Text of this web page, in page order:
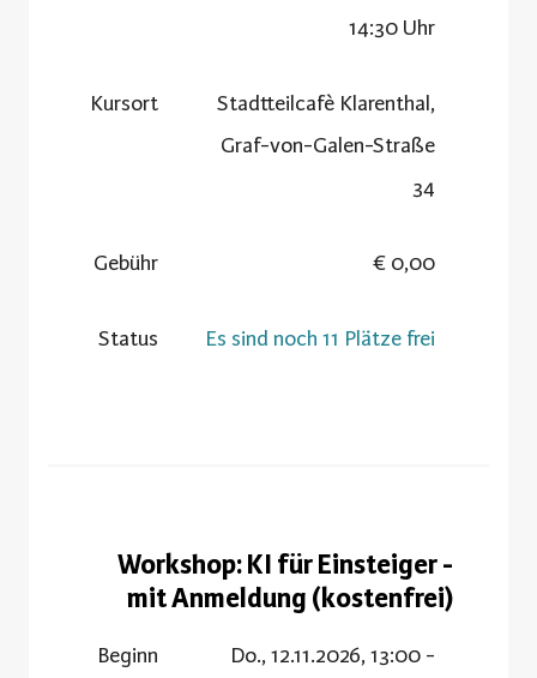
14:30 Uhr
Kursort
Stadtteilcafè Klarenthal,
Graf-von-Galen-Straße
34
Gebühr 0,00 €
Status Es sind noch 11 Plätze frei
Workshop: KI für Einsteiger -
mit Anmeldung (kostenfrei)
Beginn Do., 12.11.2026, 13:00 -